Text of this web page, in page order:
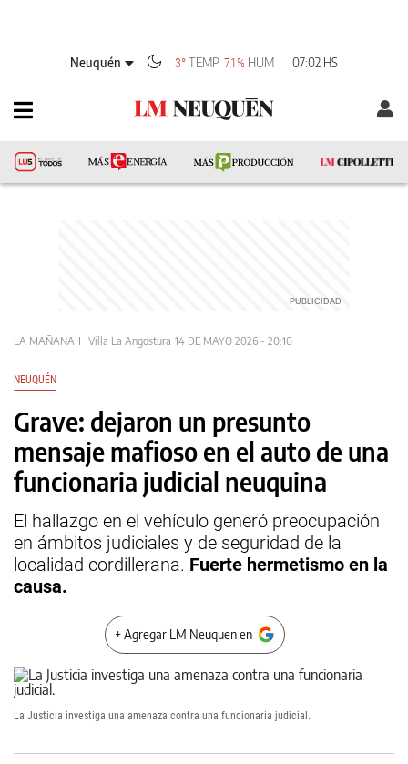
Neuquén 3°TEMP 71% HUM 07:02 HS
LA MAÑANA Villa La Angostura 14 DE MAYO 2026 - 20:10
NEUQUÉN
Grave: dejaron un presunto
mensaje mafioso en el auto de una
funcionaria judicial neuquina
El hallazgo en el vehículo generó preocupación
en ámbitos judiciales y de seguridad de la
localidad cordillerana. Fuerte hermetismo en la
causa.
+ Agregar LM Neuquen en
La Justicia investiga una amenaza contra una funcionaria judicial.